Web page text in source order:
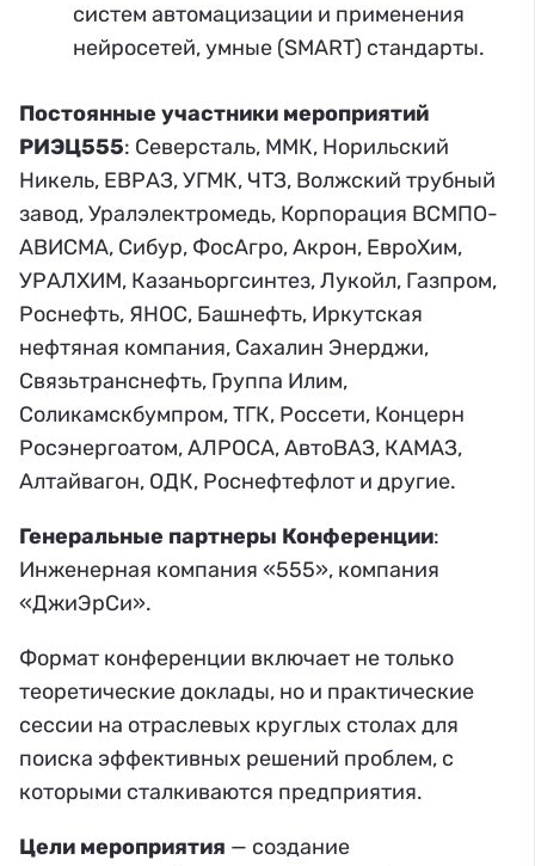
систем автомацизации и применения
нейросетей, умные (SMART) стандарты.
Постоянные участники мероприятий
РИЭЦ555: Северсталь, ММК, Норильский
Никель, ЕВРАЗ, УГМК, ЧТЗ, Волжский трубный
завод, Уралэлектромедь, Корпорация ВСМПО-
АВИСМА, Сибур, ФосАгро, Акрон, ЕвроХим,
УРАЛХИМ, Казаньоргсинтез, Лукойл, Газпром,
Роснефть, ЯНОС, Башнефть, Иркутская
нефтяная компания, Сахалин Энерджи,
Связьтранснефть, Группа Илим,
Соликамскбумпром, ТГК, Россети, Концерн
Росэнергоатом, АЛРОСА, АвтоВАЗ, КАМАЗ,
Алтайвагон, ОДК, Роснефтефлот и другие.
Генеральные партнеры Конференции:
Инженерная компания «555», компания
«ДжиЭрСи».
Формат конференции включает не только
теоретические доклады, но и практические
сессии на отраслевых круглых столах для
поиска эффективных решений проблем, с
которыми сталкиваются предприятия.
Цели мероприятия — создание